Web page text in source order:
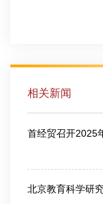
相关新闻
首经贸召开2025
北京教育科学研